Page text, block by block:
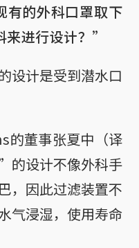
有的外科口罩取下
进行设计？”
设计是受到潜水口
的董事张夏中（译
的设计不像外科手
，因此过滤装置不
气浸湿，使用寿命